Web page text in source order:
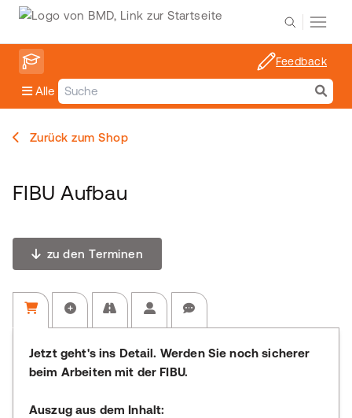
Alle
Feedback
Zurück zum Shop
FIBU Aufbau
zu den Terminen
Jetzt geht's ins Detail. Werden Sie noch sicherer
beim Arbeiten mit der FIBU.
Auszug aus dem Inhalt: